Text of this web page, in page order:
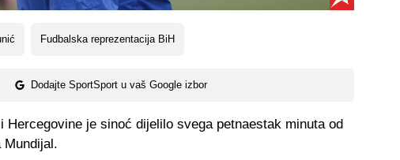
Fudbalska reprezentacija BiH
Dodajte SportSport u vaš Google izbor
Hercegovine je sinoć dijelilo svega petnaestak minuta od
Mundijal.